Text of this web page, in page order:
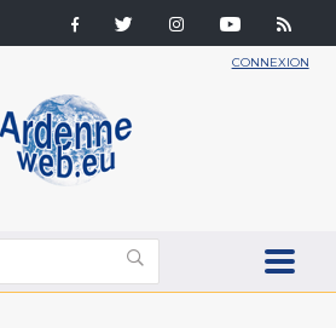
CONNEXION